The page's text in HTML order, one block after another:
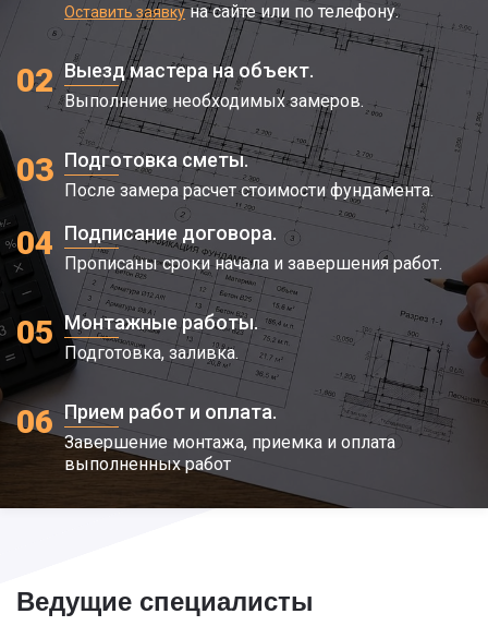
Оставить заявкуна сайте или по телефону.
02 Выезд мастера на объект.
Выполнение необходимых замеров.
03 Подготовка сметы.
После замера расчет стоимости фундамента.
04 Подписание договора.
Прописаны сроки начала и завершения работ.
05 Монтажные работы.
Подготовка, заливка.
06 Прием работ и оплата.
Завершение монтажа, приемка и оплата
выполненных работ
Ведущие специалисты